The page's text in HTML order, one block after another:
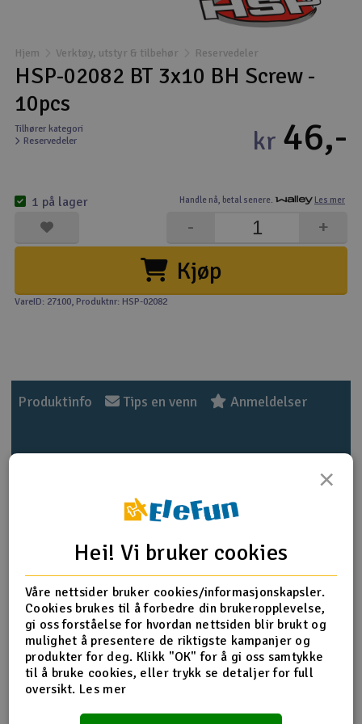
Droner
Droner for FPV
Fly
Helikopter
Kamerautstyr
Modellbygging, LEGO & byggesett
Modelljernbane
Outlet
Smarthjem, lek & hobby
Solenergi
Sparkesykler & elkjøretøy
Verktøy, utstyr & tilbehør
Gavekort
Hjem Verktøy, utstyr & tilbehør Reservedeler
HSP-02082 BT 3x10 BH Screw -
10pcs
Tilhører kategori
Reservedeler
Handle nå, betal senere. Les mer
kr 46,-
Kjøp
+
-
1 på lager
VareID: 27100, Produktnr: HSP-02082
Produktinfo Tips en venn Anmeldelser
HSP-02082 BT 3x10 BH Screw - 10pcs
Flere detaljer
Produktet er
forbundet med
Reservedeler HSP
HSP Breaker Buggy 1:10 Brushed ::
Komplett
HSP Breaker Buggy 1:10 Brushless ::
Komplett
HSP Breaker SCT 1:10 Brushed ::
Komplett
HSP Breaker SCT 1:10 Brushless ::
Komplett
HSP Kutiger Rally 1:10
×
Hei! Vi bruker cookies
Våre nettsider bruker cookies/informasjonskapsler.
Cookies brukes til å forbedre din brukeropplevelse,
gi oss forståelse for hvordan nettsiden blir brukt og
mulighet å presentere de riktigste kampanjer og
produkter for deg. Klikk "OK" for å gi oss samtykke
til å bruke cookies, eller trykk se detaljer for full
oversikt. Les mer